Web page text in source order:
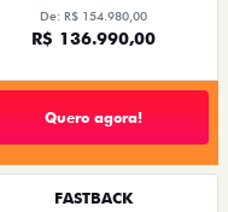
De: R$ 154.980,00
R$ 136.990,00
Quero agora!
FASTBACK